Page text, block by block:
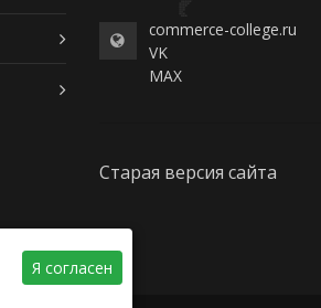
commerce-college.ru
VK
MAX
Старая версия сайта
Я согласен